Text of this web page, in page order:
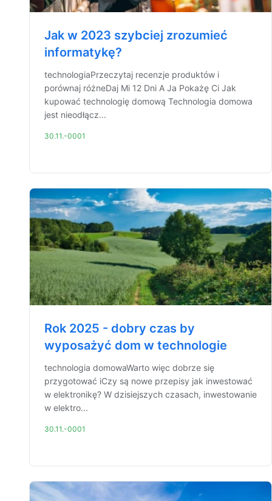
Jak w 2023 szybciej zrozumieć
informatykę?
technologiaPrzeczytaj recenzje produktów i
porównaj różneDaj Mi 12 Dni A Ja Pokażę Ci Jak
kupować technologię domową Technologia domowa
jest nieodłącz...
30.11.-0001
Rok 2025 - dobry czas by
wyposażyć dom w technologie
technologia domowaWarto więc dobrze się
przygotować iCzy są nowe przepisy jak inwestować
w elektronikę? W dzisiejszych czasach, inwestowanie
w elektro...
30.11.-0001